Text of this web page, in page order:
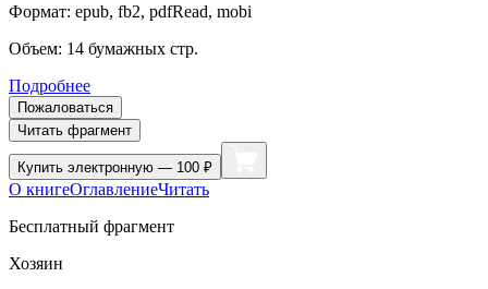
Формат: epub, fb2, pdfRead, mobi
Объем: 14 бумажных стр.
Подробнее
Пожаловаться
Читать фрагмент
Купить электронную — 100 ₽
О книгеОглавлениеЧитать
Бесплатный фрагмент
Хозяин